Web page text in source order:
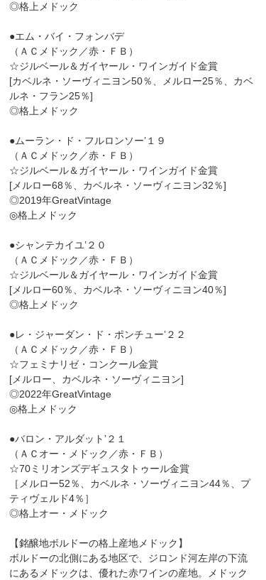
◎格上メドック
●エム・バイ・フォンバデ
（ＡＣメドック／赤・ＦＢ）
☆ジルベール＆ガイヤール・ワインガイド金賞
[カベルネ・ソーヴィニヨン50％、メルロー25％、カベ
ルネ・フラン25％]
◎格上メドック
●ムーラン・ド・フルロンソー’１９
（ＡＣメドック／赤・ＦＢ）
☆ジルベール＆ガイヤール・ワインガイド金賞
[メルロー68％、カベルネ・ソーヴィニヨン32％]
◎2019年GreatVintage
◎格上メドック
●シャンテカイユ’２０
（ＡＣメドック／赤・ＦＢ）
☆ジルベール＆ガイヤール・ワインガイド金賞
[メルロー60％、カベルネ・ソーヴィニヨン40％]
◎格上メドック
●レ・ジャーダン・ド・ポンチュー’２２
（ＡＣメドック／赤・ＦＢ）
☆フェミナリゼ・コンクール金賞
[メルロー、カベルネ・ソーヴィニヨン]
◎2022年GreatVintage
◎格上メドック
●バロン・アルダット’２１
（ＡＣオー・メドック／赤・ＦＢ）
☆70ミリオンズデギュスタトゥール金賞
［メルロー52％、カベルネ・ソーヴィニヨン44％、プ
ティヴェルド4％］
◎格上オー・メドック
【銘醸地ボルドーの格上産地メドック】
ボルドーの北側にある地区で、ジロンド河左岸の下流
にあるメドックは、優れた赤ワインの産地。メドック